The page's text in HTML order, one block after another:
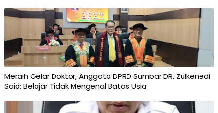
Meraih Gelar Doktor, Anggota DPRD Sumbar DR. Zulkenedi
Said: Belajar Tidak Mengenal Batas Usia